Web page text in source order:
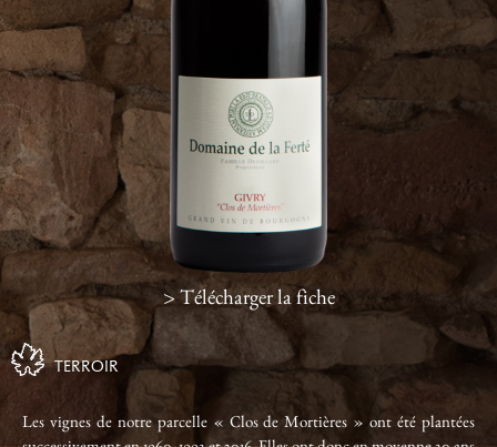
> Télécharger la fiche
TERROIR
Les vignes de notre parcelle « Clos de Mortières » ont été plantées